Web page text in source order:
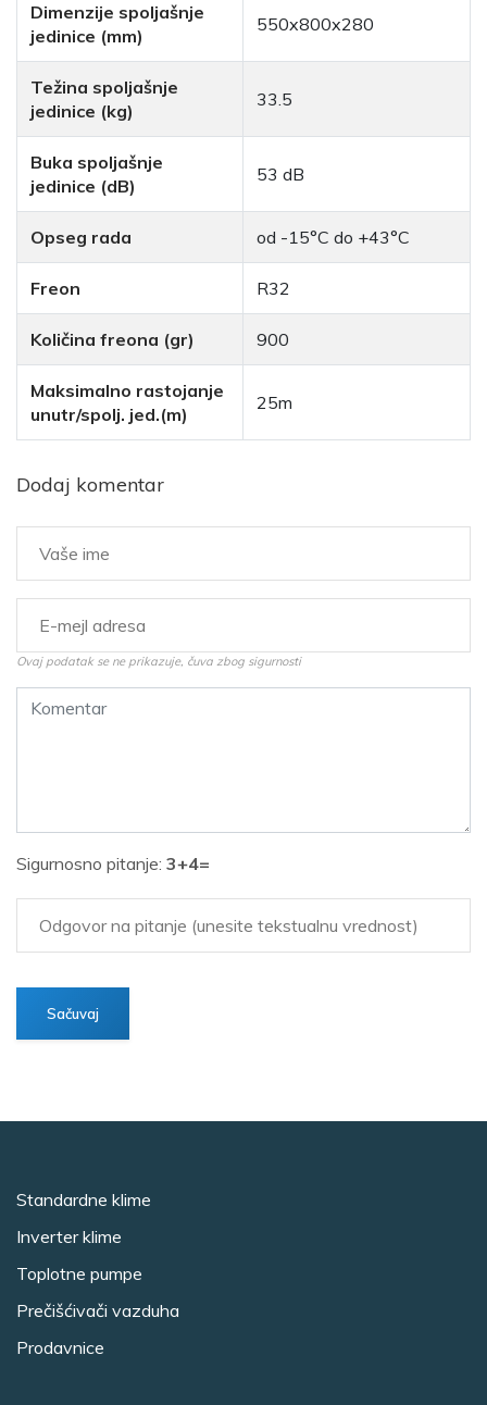
Dimenzije spoljašnje
jedinice (mm)
550x800x280
Težina spoljašnje
jedinice (kg)
33.5
Buka spoljašnje
jedinice (dB)
53 dB
Opseg rada od -15°C do +43°C
Freon R32
Količina freona (gr) 900
Maksimalno rastojanje
unutr/spolj. jed.(m)
25m
Dodaj komentar
Ovaj podatak se ne prikazuje, čuva zbog sigurnosti
Sigurnosno pitanje: 3+4=
Standardne klime
Inverter klime
Toplotne pumpe
Prečišćivači vazduha
Prodavnice